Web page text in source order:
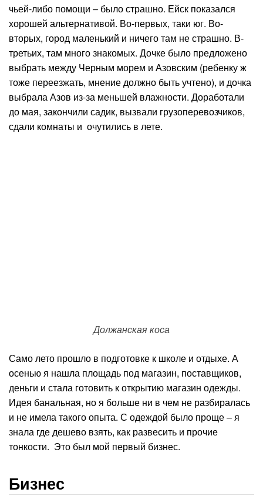
чьей-либо помощи – было страшно. Ейск показался
хорошей альтернативой. Во-первых, таки юг. Во-
вторых, город маленький и ничего там не страшно. В-
третьих, там много знакомых. Дочке было предложено
выбрать между Черным морем и Азовским (ребенку ж
тоже переезжать, мнение должно быть учтено), и дочка
выбрала Азов из-за меньшей влажности. Доработали
до мая, закончили садик, вызвали грузоперевозчиков,
сдали комнаты и очутились в лете.
Должанская коса
Само лето прошло в подготовке к школе и отдыхе. А
осенью я нашла площадь под магазин, поставщиков,
деньги и стала готовить к открытию магазин одежды.
Идея банальная, но я больше ни в чем не разбиралась
и не имела такого опыта. С одеждой было проще – я
знала где дешево взять, как развесить и прочие
тонкости. Это был мой первый бизнес.
Бизнес